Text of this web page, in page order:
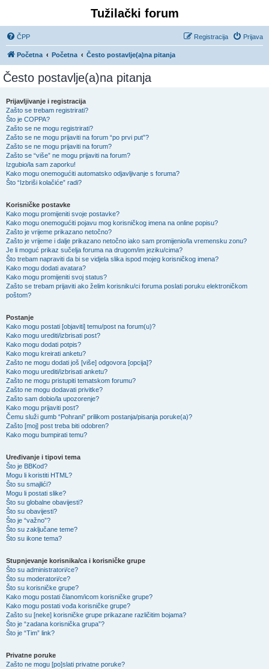
Tužilački forum
ČPP Prijava
Registracija
Početna Početna Često postavlje(a)na pitanja
Često postavlje(a)na pitanja
Prijavljivanje i registracija
Zašto se trebam registrirati?
Što je COPPA?
Zašto se ne mogu registrirati?
Zašto se ne mogu prijaviti na forum “po prvi put”?
Zašto se ne mogu prijaviti na forum?
Zašto se “više” ne mogu prijaviti na forum?
Izgubio/la sam zaporku!
Kako mogu onemogućiti automatsko odjavljivanje s foruma?
Što “Izbriši kolačiće” radi?
Korisničke postavke
Kako mogu promijeniti svoje postavke?
Kako mogu onemogućiti pojavu mog korisničkog imena na online popisu?
Zašto je vrijeme prikazano netočno?
Zašto je vrijeme i dalje prikazano netočno iako sam promijenio/la vremensku zonu?
Je li moguć prikaz sučelja foruma na drugom/im jeziku/cima?
Što trebam napraviti da bi se vidjela slika ispod mojeg korisničkog imena?
Kako mogu dodati avatara?
Kako mogu promijeniti svoj status?
Zašto se trebam prijaviti ako želim korisniku/ci foruma poslati poruku elektroničkom
poštom?
Postanje
Kako mogu postati [objaviti] temu/post na forum(u)?
Kako mogu urediti/izbrisati post?
Kako mogu dodati potpis?
Kako mogu kreirati anketu?
Zašto ne mogu dodati još [više] odgovora [opcija]?
Kako mogu urediti/izbrisati anketu?
Zašto ne mogu pristupiti tematskom forumu?
Zašto ne mogu dodavati privitke?
Zašto sam dobio/la upozorenje?
Kako mogu prijaviti post?
Čemu služi gumb “Pohrani” prilikom postanja/pisanja poruke(a)?
Zašto [moj] post treba biti odobren?
Kako mogu bumpirati temu?
Uređivanje i tipovi tema
Što je BBKod?
Mogu li koristiti HTML?
Što su smajlići?
Mogu li postati slike?
Što su globalne obavijesti?
Što su obavijesti?
Što je “važno”?
Što su zaključane teme?
Što su ikone tema?
Stupnjevanje korisnika/ca i korisničke grupe
Što su administratori/ce?
Što su moderatori/ce?
Što su korisničke grupe?
Kako mogu postati članom/icom korisničke grupe?
Kako mogu postati vođa korisničke grupe?
Zašto su [neke] korisničke grupe prikazane različitim bojama?
Što je “zadana korisnička grupa”?
Što je “Tim” link?
Privatne poruke
Zašto ne mogu [po]slati privatne poruke?